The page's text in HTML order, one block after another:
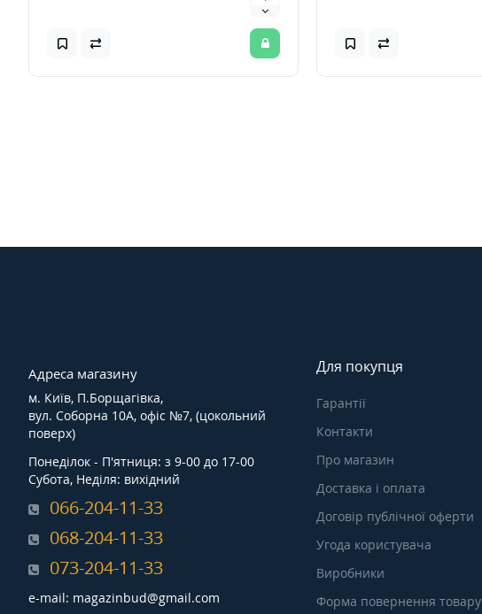
Адреса магазину
м. Київ, П.Борщагівка,
вул. Соборна 10А, офіс №7, (цокольний
поверх)
Понеділок - П'ятниця: з 9-00 до 17-00
Субота, Неділя: вихідний
066-204-11-33
068-204-11-33
073-204-11-33
e-mail: magazinbud@gmail.com
Для покупця
Гарантії
Контакти
Про магазин
Доставка і оплата
Договір публічної оферти
Угода користувача
Виробники
Форма повернення товару